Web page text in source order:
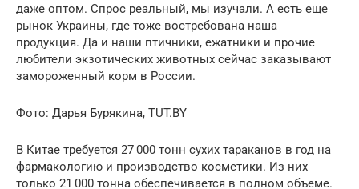
даже оптом. Спрос реальный, мы изучали. А есть еще
рынок Украины, где тоже востребована наша
продукция. Да и наши птичники, ежатники и прочие
любители экзотических животных сейчас заказывают
замороженный корм в России.
Фото: Дарья Бурякина, TUT.BY
В Китае требуется 27 000 тонн сухих тараканов в год на
фармакологию и производство косметики. Из них
только 21 000 тонна обеспечивается в полном объеме.